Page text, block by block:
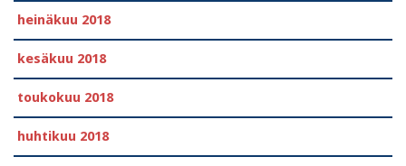
heinäkuu 2018
kesäkuu 2018
toukokuu 2018
huhtikuu 2018